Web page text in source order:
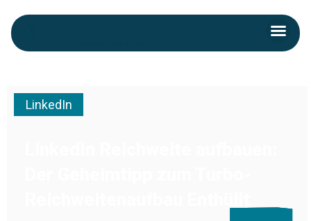
to
content
LinkedIn